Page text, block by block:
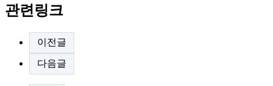
관련링크
이전글
다음글